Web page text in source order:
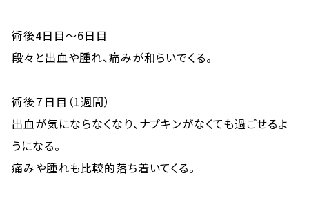
術後4日目～6日目
段々と出血や腫れ、痛みが和らいでくる。
術後７日目（1週間）
出血が気にならなくなり、ナプキンがなくても過ごせるよ
うになる。
痛みや腫れも比較的落ち着いてくる。